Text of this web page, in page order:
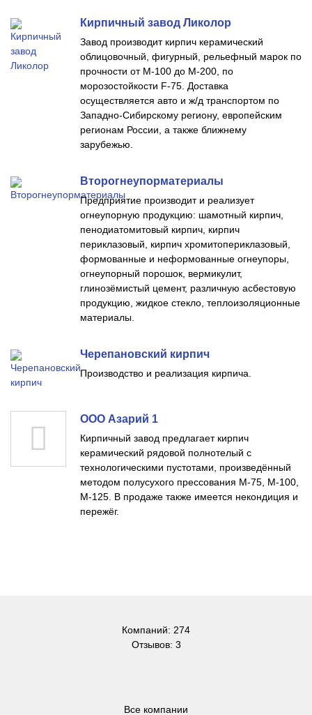
Кирпичный завод Ликолор
Завод производит кирпич керамический
облицовочный, фигурный, рельефный марок по
прочности от М-100 до М-200, по
морозостойкости F-75. Доставка
осуществляется авто и ж/д транспортом по
Западно-Сибирскому региону, европейским
регионам России, а также ближнему
зарубежью.
Второгнеупорматериалы
Предприятие производит и реализует
огнеупорную продукцию: шамотный кирпич,
пенодиатомитовый кирпич, кирпич
периклазовый, кирпич хромитопериклазовый,
формованные и неформованные огнеупоры,
огнеупорный порошок, вермикулит,
глинозёмистый цемент, различную асбестовую
продукцию, жидкое стекло, теплоизоляционные
материалы.
Черепановский кирпич
Производство и реализация кирпича.
ООО Азарий 1
Кирпичный завод предлагает кирпич
керамический рядовой полнотелый с
технологическими пустотами, произведённый
методом полусухого прессования М-75, М-100,
М-125. В продаже также имеется некондиция и
пережёг.
Компаний: 274
Отзывов: 3
Все компании